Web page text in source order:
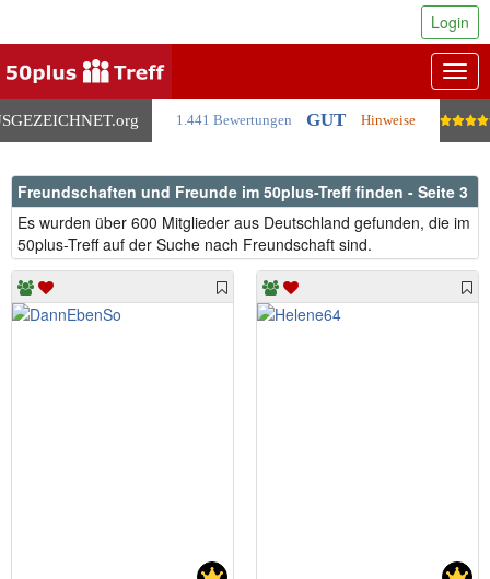
.org 1.441 Bewertungen GUT Hinweise
Login
Freundschaften und Freunde im 50plus-Treff finden - Seite 3
Es wurden über 600 Mitglieder aus Deutschland gefunden, die im
50plus-Treff auf der Suche nach Freundschaft sind.